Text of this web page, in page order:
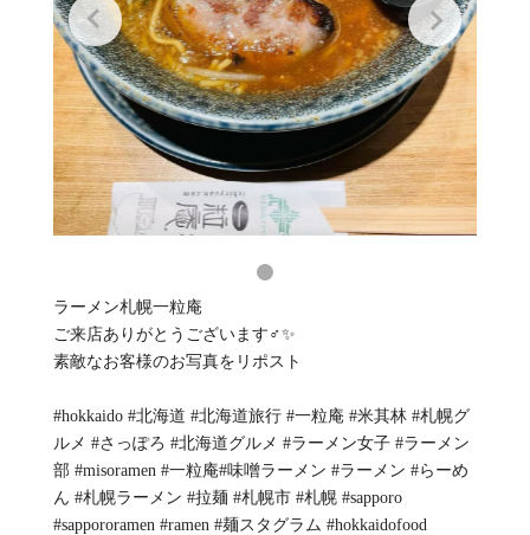
ラーメン札幌一粒庵
ご来店ありがとうございます‍♂️✨
素敵なお客様のお写真をリポスト
#hokkaido #北海道 #北海道旅行 #一粒庵 #米其林 #札幌グ
ルメ #さっぽろ #北海道グルメ #ラーメン女子 #ラーメン
部 #misoramen #一粒庵#味噌ラーメン #ラーメン #らーめ
ん #札幌ラーメン #拉麺 #札幌市 #札幌 #sapporo
#sappororamen #ramen #麺スタグラム #hokkaidofood